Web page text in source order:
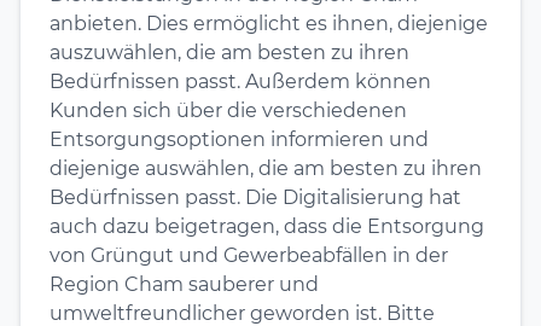
anbieten. Dies ermöglicht es ihnen, diejenige
auszuwählen, die am besten zu ihren
Bedürfnissen passt. Außerdem können
Kunden sich über die verschiedenen
Entsorgungsoptionen informieren und
diejenige auswählen, die am besten zu ihren
Bedürfnissen passt. Die Digitalisierung hat
auch dazu beigetragen, dass die Entsorgung
von Grüngut und Gewerbeabfällen in der
Region Cham sauberer und
umweltfreundlicher geworden ist. Bitte